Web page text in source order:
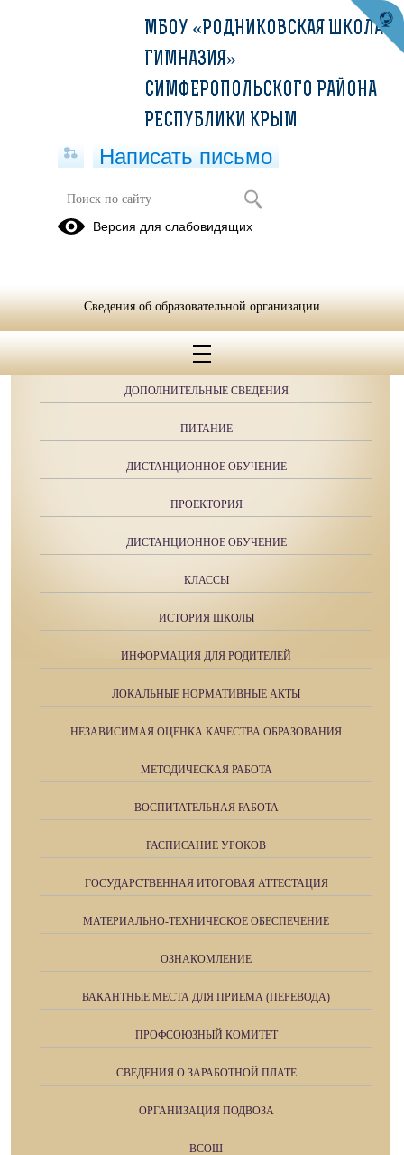
ОБРАЩЕНИЯ ГРАЖДАН
ПРОТИВОДЕЙСТВИЕ КОРРУПЦИИ
ДОПОЛНИТЕЛЬНЫЕ СВЕДЕНИЯ
ПИТАНИЕ
ДИСТАНЦИОННОЕ ОБУЧЕНИЕ
ПРОЕКТОРИЯ
ДИСТАНЦИОННОЕ ОБУЧЕНИЕ
КЛАССЫ
ИСТОРИЯ ШКОЛЫ
ИНФОРМАЦИЯ ДЛЯ РОДИТЕЛЕЙ
ЛОКАЛЬНЫЕ НОРМАТИВНЫЕ АКТЫ
НЕЗАВИСИМАЯ ОЦЕНКА КАЧЕСТВА ОБРАЗОВАНИЯ
МЕТОДИЧЕСКАЯ РАБОТА
ВОСПИТАТЕЛЬНАЯ РАБОТА
РАСПИСАНИЕ УРОКОВ
ГОСУДАРСТВЕННАЯ ИТОГОВАЯ АТТЕСТАЦИЯ
МАТЕРИАЛЬНО-ТЕХНИЧЕСКОЕ ОБЕСПЕЧЕНИЕ
ОЗНАКОМЛЕНИЕ
ВАКАНТНЫЕ МЕСТА ДЛЯ ПРИЕМА (ПЕРЕВОДА)
ПРОФСОЮЗНЫЙ КОМИТЕТ
СВЕДЕНИЯ О ЗАРАБОТНОЙ ПЛАТЕ
ОРГАНИЗАЦИЯ ПОДВОЗА
ВСОШ
МБОУ «РОДНИКОВСКАЯ ШКОЛА-
ГИМНАЗИЯ»
СИМФЕРОПОЛЬСКОГО РАЙОНА
РЕСПУБЛИКИ КРЫМ
Написать письмо
Версия для слабовидящих
Сведения об образовательной организации